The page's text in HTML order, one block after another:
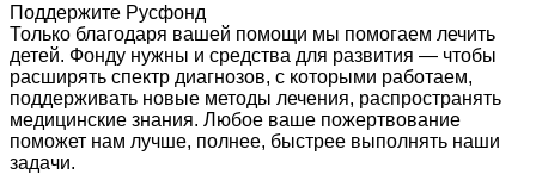
Поддержите Русфонд
Только благодаря вашей помощи мы помогаем лечить
детей. Фонду нужны и средства для развития — чтобы
расширять спектр диагнозов, с которыми работаем,
поддерживать новые методы лечения, распространять
медицинские знания. Любое ваше пожертвование
поможет нам лучше, полнее, быстрее выполнять наши
задачи.